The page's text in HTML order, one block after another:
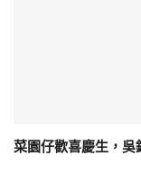
菜園仔歡喜慶生，吳